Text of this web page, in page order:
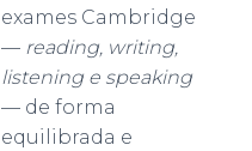
exames Cambridge
— reading, writing,
listening e speaking
— de forma
equilibrada e